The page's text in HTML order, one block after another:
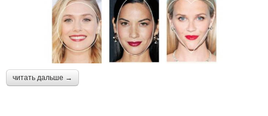
читать дальше →